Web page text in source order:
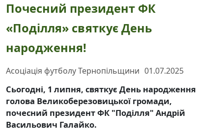
Почесний президент ФК
«Поділля» святкує День
народження!
Асоціація футболу Тернопільщини 01.07.2025
Сьогодні, 1 липня, святкує День народження
голова Великоберезовицької громади,
почесний президент ФК "Поділля" Андрій
Васильович Галайко.